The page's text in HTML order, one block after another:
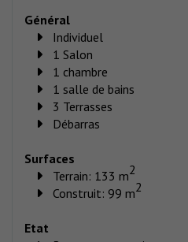
Général
Individuel
1 Salon
1 chambre
1 salle de bains
3 Terrasses
Débarras
Surfaces
Terrain: 133 m2
Construit: 99 m2
Etat